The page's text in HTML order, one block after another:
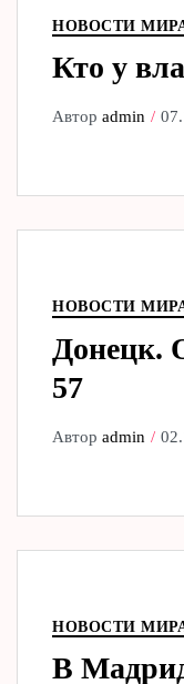
НОВОСТИ
Кто у
Авторadmin
НОВОСТИ
Донецк.
57
Авторadmin
НОВОСТИ
В